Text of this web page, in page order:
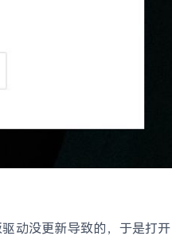
动没更新导致的，于是打开